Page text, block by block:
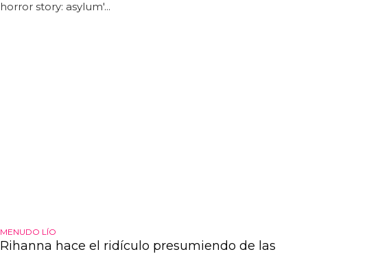
horror story: asylum'...
MENUDO LÍO
Rihanna hace el ridículo presumiendo de las